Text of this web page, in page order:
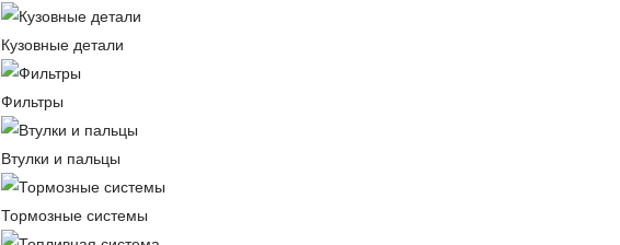
Кузовные детали
Фильтры
Втулки и пальцы
Тормозные системы